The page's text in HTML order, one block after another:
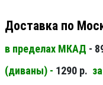
Доставка по
в пределах МКАД -
(диваны) - 1290 р.